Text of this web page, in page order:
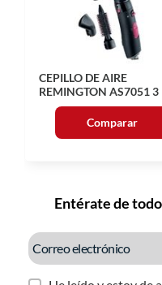
CEPILLO DE AIRE
REMINGTON AS7051 3
Comparar
Entérate de